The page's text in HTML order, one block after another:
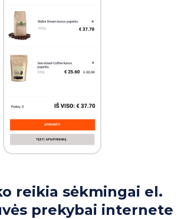
reikia sėkmingai el.
prekybai internete